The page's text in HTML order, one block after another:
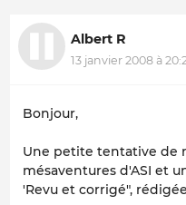
Albert R
13 janvier 2008 à
Bonjour,
Une petite tentative de
mésaventures d'ASI et
'Revu et corrigé",